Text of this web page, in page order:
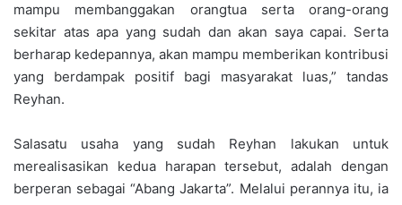
mampu membanggakan orangtua serta orang-orang
sekitar atas apa yang sudah dan akan saya capai. Serta
berharap kedepannya, akan mampu memberikan kontribusi
yang berdampak positif bagi masyarakat luas,” tandas
Reyhan.
Salasatu usaha yang sudah Reyhan lakukan untuk
merealisasikan kedua harapan tersebut, adalah dengan
berperan sebagai “Abang Jakarta”. Melalui perannya itu, ia